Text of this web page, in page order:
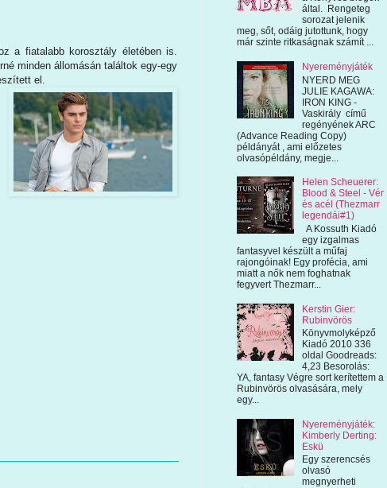
a fiatalabb korosztály életében is.
minden állomásán találtok egy-egy
el.
által. Rengeteg
sorozat jelenik
meg, sőt, odáig jutottunk, hogy
már szinte ritkaságnak számít ...
Nyereményjáték
NYERD MEG
JULIE KAGAWA:
IRON KING -
Vaskirály című
regényének ARC
(Advance Reading Copy)
példányát , ami előzetes
olvasópéldány, megje...
Helen Scheuerer:
Blood & Steel - Vér
és acél (Thezmarr
legendái#1)
A Kossuth Kiadó
egy izgalmas
fantasyvel készült a műfaj
rajongóinak! Egy profécia, ami
miatt a nők nem foghatnak
fegyvert Thezmarr...
Kerstin Gier:
Rubinvörös
Könyvmolyképző
Kiadó 2010 336
oldal Goodreads:
4,23 Besorolás:
YA, fantasy Végre sort kerítettem a
Rubinvörös olvasására, mely
egy...
Nyereményjáték:
Kimberly Derting:
Eskü
Egy szerencsés
olvasó
megnyerheti